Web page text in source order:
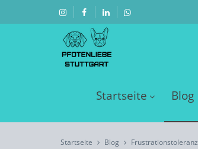
Startseite Blog
Startseite Blog Frustrationstoleranz